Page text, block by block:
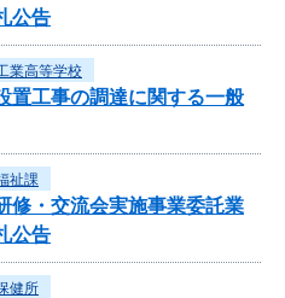
公告
業高等学校
置工事の調達に関する一般
祉課
修・交流会実施事業委託業
公告
健所